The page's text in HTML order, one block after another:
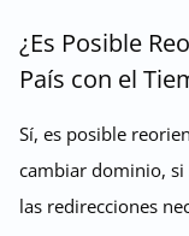
¿Es Posible
País con el
Sí, es posible
cambiar dominio, si
las redirecciones